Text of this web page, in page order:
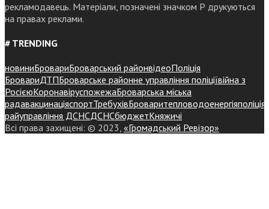
рекламодавець. Матеріали, позначені значком Р друкуються
на правах реклами.
# TRENDING
новиниБровариБроварський районвідеоПоліція
БровариДТПБроварське районне управління поліціївійна з
РосієюКоронавіруспожежаБроварська міська
радавакцинаціяспортТребухівБроваритепловодоенергіяполіція
райуправління ДСНСДСНСбюджетКняжичі
Всі права захищені: © 2023, «Громадський Ревізор»